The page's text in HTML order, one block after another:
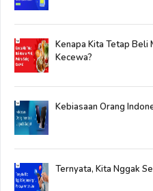
Kenapa Kita Tetap Beli
Kecewa?
Kebiasaan Orang
Ternyata, Kita Nggak